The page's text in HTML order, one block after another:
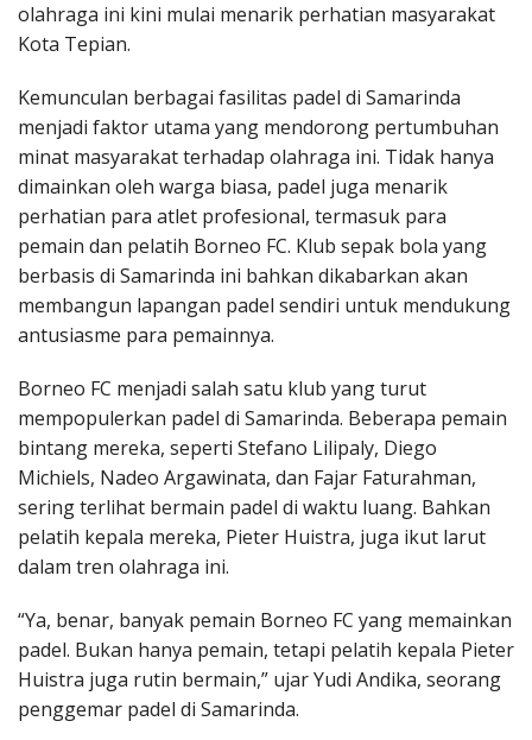
olahraga ini kini mulai menarik perhatian masyarakat
Kota Tepian.
Kemunculan berbagai fasilitas padel di Samarinda
menjadi faktor utama yang mendorong pertumbuhan
minat masyarakat terhadap olahraga ini. Tidak hanya
dimainkan oleh warga biasa, padel juga menarik
perhatian para atlet profesional, termasuk para
pemain dan pelatih Borneo FC. Klub sepak bola yang
berbasis di Samarinda ini bahkan dikabarkan akan
membangun lapangan padel sendiri untuk mendukung
antusiasme para pemainnya.
Borneo FC menjadi salah satu klub yang turut
mempopulerkan padel di Samarinda. Beberapa pemain
bintang mereka, seperti Stefano Lilipaly, Diego
Michiels, Nadeo Argawinata, dan Fajar Faturahman,
sering terlihat bermain padel di waktu luang. Bahkan
pelatih kepala mereka, Pieter Huistra, juga ikut larut
dalam tren olahraga ini.
“Ya, benar, banyak pemain Borneo FC yang memainkan
padel. Bukan hanya pemain, tetapi pelatih kepala Pieter
Huistra juga rutin bermain,” ujar Yudi Andika, seorang
penggemar padel di Samarinda.